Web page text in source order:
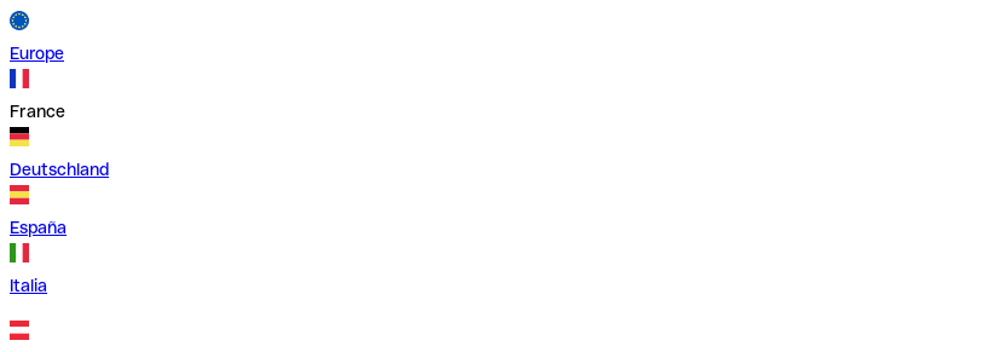
Europe
France
Deutschland
España
Italia